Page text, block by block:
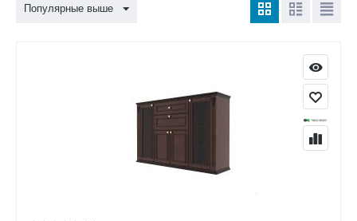
Популярные выше